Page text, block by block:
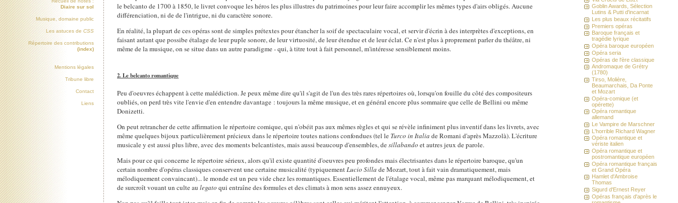
le belcanto de 1700 à 1850, le livret convoque les héros les plus illustres du patrimoines pour leur faire accomplir les mêmes types d'airs obligés. Aucune
différenciation, ni de de l'intrigue, ni du caractère sonore.
En réalité, la plupart de ces opéras sont de simples prétextes pour étancher la soif de spectaculaire vocal, et servir d'écrin à des interprètes d'exceptions, en
faisant autant que possibe étalage de leur puple sonore, de leur virtuosité, de leur étendue et de leur éclat. Ce n'est plus à proprement parler du théâtre, ni
même de la musique, on se situe dans un autre paradigme - qui, à titre tout à fait personnel, m'intéresse sensiblement moins.
2. Le belcanto romantique
Peu d'oeuvres échappent à cette malédiction. Je peux même dire qu'il s'agit de l'un des très rares répertoires où, lorsqu'on fouille du côté des compositeurs
oubliés, on perd très vite l'envie d'en entendre davantage : toujours la même musique, et en général encore plus sommaire que celle de Bellini ou même
Donizetti.
On peut retrancher de cette affirmation le répertoire comique, qui n'obéit pas aux mêmes règles et qui se révèle infiniment plus inventif dans les livrets, avec
même quelques bijoux particulièrement précieux dans le répertoire toutes nations confondues (tel le Turco in Italia de Romani d'après Mazzolà). L'écriture
musicale y est aussi plus libre, avec des moments belcantistes, mais aussi beaucoup d'ensembles, desillabando et autres jeux de parole.
Mais pour ce qui concerne le répertoire sérieux, alors qu'il existe quantité d'oeuvres peu profondes mais électrisantes dans le répertoire baroque, qu'un
certain nombre d'opéras classiques conservent une certaine musicalité (typiquementLucio Silla de Mozart, tout à fait vain dramatiquement, mais
mélodiquement convaincant)... le monde est un peu vide chez les romantiques. Essentiellement de l'étalage vocal, même pas marquant mélodiquement, et
de surcroît vouant un culte aulegato qui entraîne des formules et des climats à mon sens assez ennuyeux.
Diaire sur sol
Musique, domaine public
Les astuces de CSS
Répertoire des contributions
(index)
Mentions légales
Tribune libre
Contact
Liens
Goblin Awards, Sélection
Lutins & Putti d'incarnat
Les plus beaux récitatifs
Premiers opéras
Baroque français et
tragédie lyrique
Opéra baroque européen
Opéra seria
Opéras de l'ère classique
Andromaque de Grétry
(1780)
Tirso, Molière,
Beaumarchais, Da Ponte
et Mozart
Opéra-comique (et
opérette)
Opéra romantique
allemand
Le Vampire de Marschner
L'horrible Richard Wagner
Opéra romantique et
vériste italien
Opéra romantique et
postromantique européen
Opéra romantique français
et Grand Opéra
Hamlet d'Ambroise
Thomas
Sigurd d'Ernest Reyer
Opéras français d'après le